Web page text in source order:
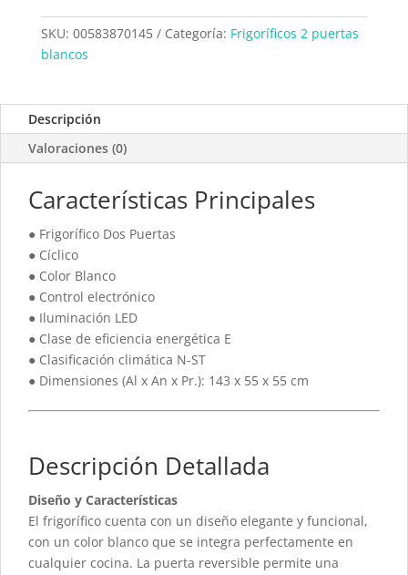
SKU: 00583870145 Categoría: Frigoríficos 2 puertas
blancos
Descripción
Valoraciones (0)
Características Principales
● Frigorífico Dos Puertas
● Cíclico
● Color Blanco
● Control electrónico
● Iluminación LED
● Clase de eficiencia energética E
● Clasificación climática N-ST
● Dimensiones (Al x An x Pr.): 143 x 55 x 55 cm
Descripción Detallada
Diseño y Características
El frigorífico cuenta con un diseño elegante y funcional,
con un color blanco que se integra perfectamente en
cualquier cocina. La puerta reversible permite una